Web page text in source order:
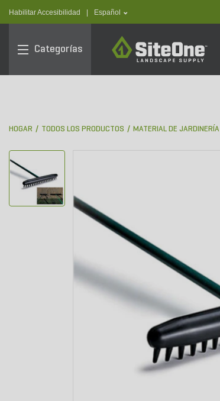
Habilitar Accesibilidad text.language
Español
Categorías
SiteOne
HOGAR TODOS LOS PRODUCTOS MATERIAL DE JARDINERÍA